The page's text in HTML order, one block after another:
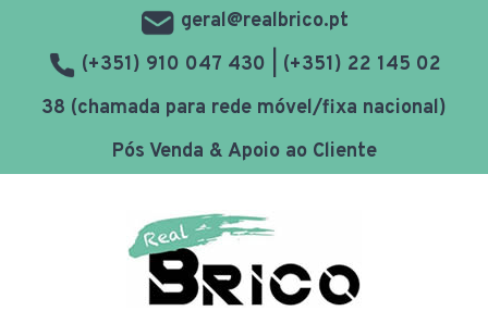
geral@realbrico.pt
(+351) 910 047 430 | (+351) 22 145 02
38 (chamada para rede móvel/fixa nacional)
Pós Venda & Apoio ao Cliente